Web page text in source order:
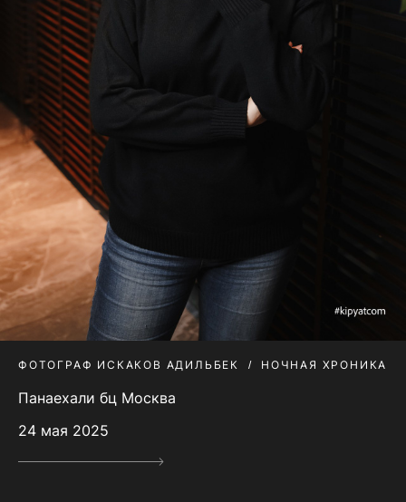
ФОТОГРАФ ИСКАКОВ АДИЛЬБЕК НОЧНАЯ ХРОНИКА
Панаехали бц Москва
24 мая 2025